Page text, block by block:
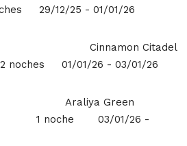
29/12/25 - 01/01/26
Citadel
01/01/26 - 03/01/26
Green
03/01/26 -